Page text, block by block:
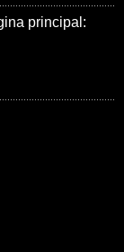
principal: